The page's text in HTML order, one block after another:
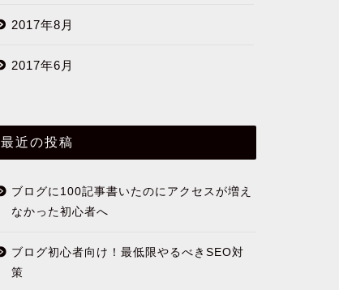
2017年8月
2017年6月
最近の投稿
ブログに100記事書いたのにアクセスが増え
なかった初心者へ
ブログ初心者向け！最低限やるべきSEO対
策